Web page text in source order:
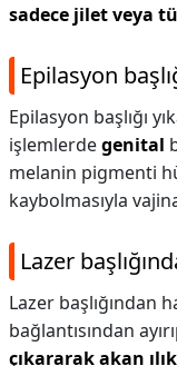
sadece jilet veya
Epilasyon
Epilasyon başlığı
işlemlerdegenital
melanin pigmenti
kaybolmasıyla
Lazer
Lazer başlığından
bağlantısından
çıkararak akan